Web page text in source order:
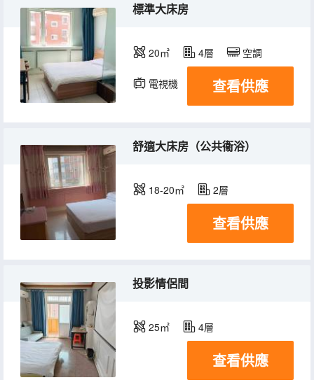
標準大床房
20㎡ 4層 空調
電視機 查看供應
舒適大床房（公共衞浴）
18-20㎡ 2層
查看供應
投影情侶間
25㎡ 4層
查看供應